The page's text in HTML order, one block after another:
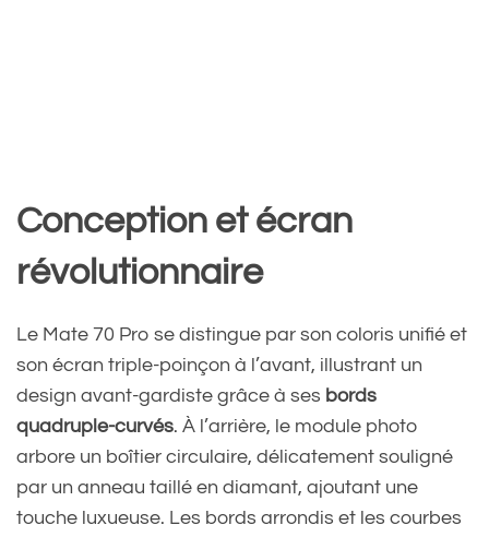
Conception et écran
révolutionnaire
Le Mate 70 Pro se distingue par son coloris unifié et
son écran triple-poinçon à l’avant, illustrant un
design avant-gardiste grâce à ses bords
quadruple-curvés. À l’arrière, le module photo
arbore un boîtier circulaire, délicatement souligné
par un anneau taillé en diamant, ajoutant une
touche luxueuse. Les bords arrondis et les courbes